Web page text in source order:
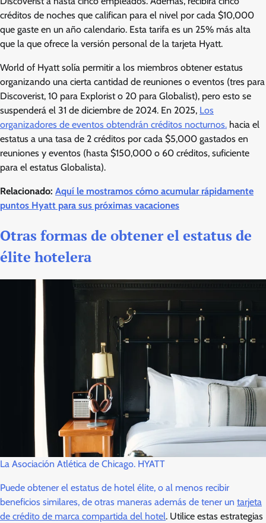
créditos de noches que califican para el nivel por cada $10,000
que gaste en un año calendario. Esta tarifa es un 25% más alta
que la que ofrece la versión personal de la tarjeta Hyatt.
World of Hyatt solía permitir a los miembros obtener estatus
organizando una cierta cantidad de reuniones o eventos (tres para
Discoverist, 10 para Explorist o 20 para Globalist), pero esto se
suspenderá el 31 de diciembre de 2024. En 2025, Los
organizadores de eventos obtendrán créditos nocturnos. hacia el
estatus a una tasa de 2 créditos por cada $5,000 gastados en
reuniones y eventos (hasta $150,000 o 60 créditos, suficiente
para el estatus Globalista).
Relacionado: Aquí le mostramos cómo acumular rápidamente
puntos Hyatt para sus próximas vacaciones
Otras formas de obtener el estatus de
élite hotelera
La Asociación Atlética de Chicago. HYATT
Puede obtener el estatus de hotel élite, o al menos recibir
beneficios similares, de otras maneras además de tener un tarjeta
de crédito de marca compartida del hotel. Utilice estas estrategias